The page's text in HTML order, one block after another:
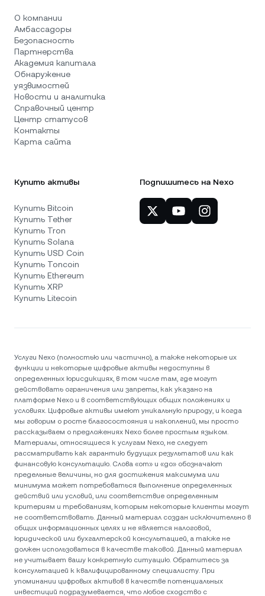
О компании
Амбассадоры
Безопасность
Партнерства
Академия капитала
Обнаружение
уязвимостей
Новости и аналитика
Справочный центр
Центр статусов
Контакты
Карта сайта
Купить активы
Купить Bitcoin
Купить Tether
Купить Tron
Купить Solana
Купить USD Coin
Купить Toncoin
Купить Ethereum
Купить XRP
Купить Litecoin
Подпишитесь на Nexo
Услуги Nexo (полностью или частично), а также некоторые их
функции и некоторые цифровые активы недоступны в
определенных юрисдикциях, в том числе там, где могут
действовать ограничения или запреты, как указано на
платформе Nexo и в соответствующих общих положениях и
условиях. Цифровые активы имеют уникальную природу, и когда
мы говорим о росте благосостояния и накоплений, мы просто
рассказываем о предложениях Nexo более простым языком.
Материалы, относящиеся к услугам Nexo, не следует
рассматривать как гарантию будущих результатов или как
финансовую консультацию. Слова «от» и «до» обозначают
предельные величины, но для достижения максимума или
минимума может потребоваться выполнение определенных
действий или условий, или соответствие определенным
критериям и требованиям, которым некоторые клиенты могут
не соответствовать. Данный материал создан исключительно в
общих информационных целях и не является налоговой,
юридической или бухгалтерской консультацией, а также не
должен использоваться в качестве таковой. Данный материал
не учитывает вашу конкретную ситуацию. Обратитесь за
консультацией к квалифицированному специалисту. При
упоминании цифровых активов в качестве потенциальных
инвестиций подразумевается, что любое сходство с